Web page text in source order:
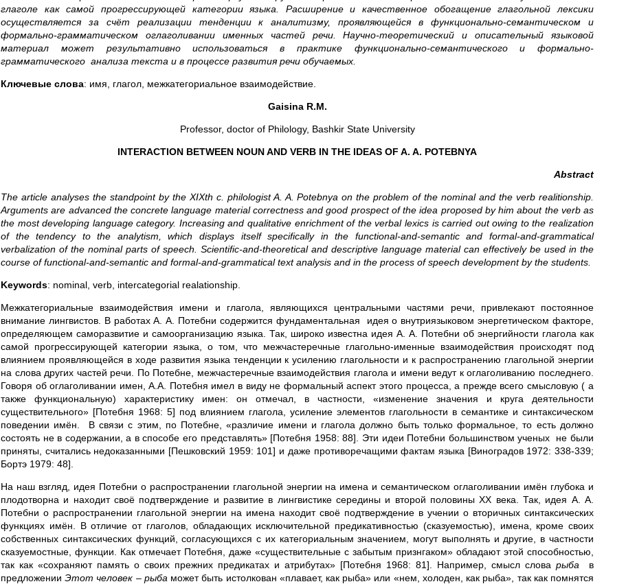
глаголе как самой прогрессирующей категории языка. Расширение и качественное обогащение глагольной лексики
осуществляется за счёт реализации тенденции к аналитизму, проявляющейся в функционально-семантическом и
формально-грамматическом оглаголивании именных частей речи. Научно-теоретический и описательный языковой
материал может результативно использоваться в практике функционально-семантического и формально-
грамматического анализа текста и в процессе развития речи обучаемых.
Ключевые слова: имя, глагол, межкатегориальное взаимодействие.
Gaisina R.M.
Professor, doctor of Philology, Bashkir State University
INTERACTION BETWEEN NOUN AND VERB IN THE IDEAS OF A. A. POTEBNYA
Abstract
The article analyses the standpoint by the XIXth c. philologist A. A. Potebnya on the problem of the nominal and the verb realitionship.
Arguments are advanced the concrete language material correctness and good prospect of the idea proposed by him about the verb as
the most developing language category. Increasing and qualitative enrichment of the verbal lexics is carried out owing to the realization
of the tendency to the analytism, which displays itself specifically in the functional-and-semantic and formal-and-grammatical
verbalization of the nominal parts of speech. Scientific-and-theoretical and descriptive language material can effectively be used in the
course of functional-and-semantic and formal-and-grammatical text analysis and in the process of speech development by the students.
Keywords: nominal, verb, intercategorial realationship.
Межкатегориальные взаимодействия имени и глагола, являющихся центральными частями речи, привлекают постоянное
внимание лингвистов. В работах А. А. Потебни содержится фундаментальная идея о внутриязыковом энергетическом факторе,
определяющем саморазвитие и самоорганизацию языка. Так, широко известна идея А. А. Потебни об энергийности глагола как
самой прогрессирующей категории языка, о том, что межчастеречные глагольно-именные взаимодействия происходят под
влиянием проявляющейся в ходе развития языка тенденции к усилению глагольности и к распространению глагольной энергии
на слова других частей речи. По Потебне, межчастеречные взаимодействия глагола и имени ведут к оглаголиванию последнего.
Говоря об оглаголивании имен, А.А. Потебня имел в виду не формальный аспект этого процесса, а прежде всего смысловую ( а
также функциональную) характеристику имен: он отмечал, в частности, «изменение значения и круга деятельности
существительного» [Потебня 1968: 5] под влиянием глагола, усиление элементов глагольности в семантике и синтаксическом
поведении имён. В связи с этим, по Потебне, «различие имени и глагола должно быть только формальное, то есть должно
состоять не в содержании, а в способе его представлять» [Потебня 1958: 88]. Эти идеи Потебни большинством ученых не были
приняты, считались недоказанными [Пешковский 1959: 101] и даже противоречащими фактам языка [Виноградов 1972: 338-339;
Бортэ 1979: 48].
На наш взгляд, идея Потебни о распространении глагольной энергии на имена и семантическом оглаголивании имён глубока и
плодотворна и находит своё подтверждение и развитие в лингвистике середины и второй половины ХХ века. Так, идея А. А.
Потебни о распространении глагольной энергии на имена находит своё подтверждение в учении о вторичных синтаксических
функциях имён. В отличие от глаголов, обладающих исключительной предикативностью (сказуемостью), имена, кроме своих
собственных синтаксических функций, согласующихся с их категориальным значением, могут выполнять и другие, в частности
сказуемостные, функции. Как отмечает Потебня, даже «существительные с забытым признгаком» обладают этой способностью,
так как «сохраняют память о своих прежних предикатах и атрибутах» [Потебня 1968: 81]. Например, смысл слова рыба
в
предложенииЭтот человек – рыба может быть истолкован «плавает, как рыба» или «нем, холоден, как рыба», так как помнятся